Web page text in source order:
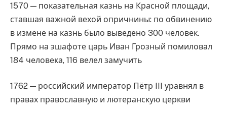
1570 — показательная казнь на Красной площади,
ставшая важной вехой опричнины: по обвинению
в измене на казнь было выведено 300 человек.
Прямо на эшафоте царь Иван Грозный помиловал
184 человека, 116 велел замучить
1762 — российский император Пётр III уравнял в
правах православную и лютеранскую церкви